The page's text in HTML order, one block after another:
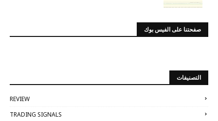
صفحتنا على الفيس بوك
التصنيفات
REVIEW
TRADING SIGNALS